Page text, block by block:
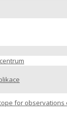
for observations